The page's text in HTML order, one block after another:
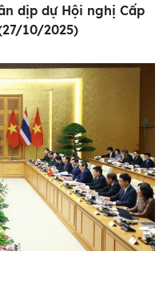
dịp dự Hội nghị Cấp
10/2025)